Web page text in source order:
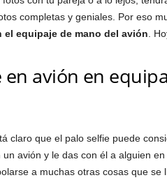
completas y geniales. Por eso
equipaje de mano del avión .
avión en
claro que el palo selfie puede
avión y le das con él a alguien
a muchas otras cosas que